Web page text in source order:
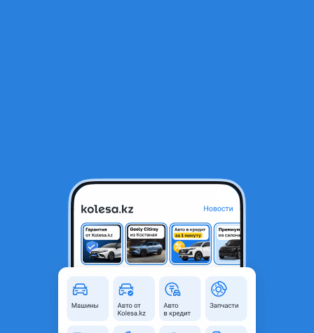
Ремкомплект суппорта
Алматы, Алматинская
область